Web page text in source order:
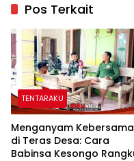
Pos Terkait
TENTARAKU
Menganyam
di Teras Desa: Cara
Babinsa Kesongo